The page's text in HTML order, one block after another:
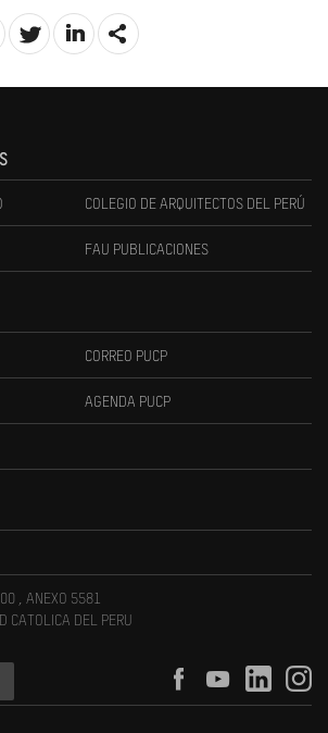
COLEGIO DE ARQUITECTOS DEL PERÚ
FAU PUBLICACIONES
CORREO PUCP
AGENDA PUCP
, ANEXO 5581
CATOLICA DEL PERU